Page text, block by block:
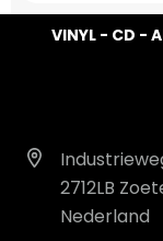
VINYL - CD -
2712LB
Nederland